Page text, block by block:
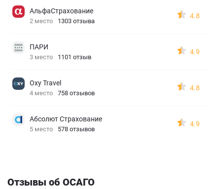
АльфаСтрахование
2 место 1303 отзыва
4.8
ПАРИ
3 место 1101 отзыв
4.9
Oxy Travel
4 место 758 отзывов
4.8
Абсолют Страхование
5 место 578 отзывов
4.9
Отзывы об ОСАГО